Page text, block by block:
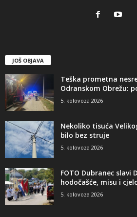
JOŠ OBJAVA
Teška prometna
Odranskom Obrežu:
5. kolovoza 2026
Nekoliko tisuća
bilo bez struje
5. kolovoza 2026
FOTO Dubranec slavi
hodočašće, misu i
5. kolovoza 2026